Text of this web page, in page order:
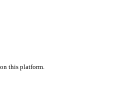
this platform.